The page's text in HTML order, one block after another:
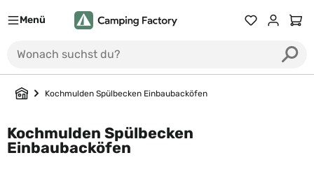
Menü Du hast 0
Kochmulden Spülbecken Einbaubacköfen
Kochmulden Spülbecken
Einbaubacköfen